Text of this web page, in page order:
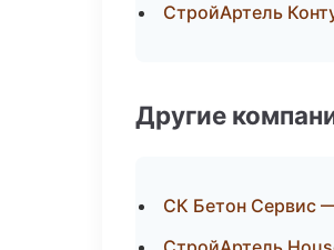
СтройАртель
Другие
СК Бетон Сервис